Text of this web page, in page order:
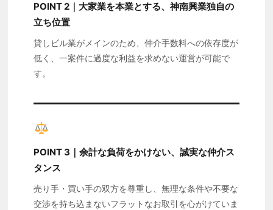
POINT 2｜大家業を本業とする、神南興業独自の
立ち位置
貸しビル業がメインのため、仲介手数料への依存度が
低く、一案件に過度な利益を求めない運営が可能で
す。
POINT 3｜余計な負荷をかけない、誠実な仲介ス
タンス
売り手・買い手の双方を尊重し、無理な条件や不要な
交渉を持ち込まないフラットなお取引を心がけていま